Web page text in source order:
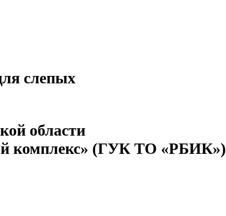
слепых
области
комплекс» (ГУК ТО «РБИК»)